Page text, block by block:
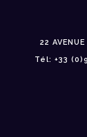
22
Tél: +33